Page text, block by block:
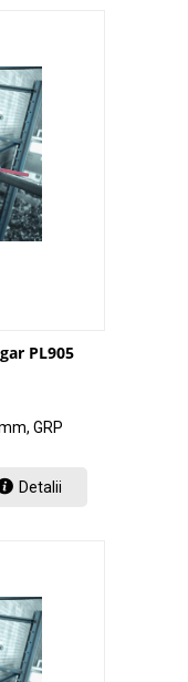
PL905
GRP
Detalii